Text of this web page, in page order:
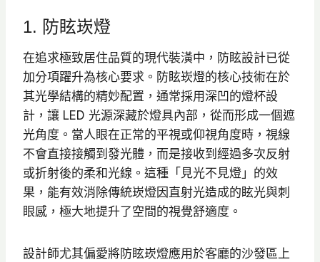
1. 防眩崁燈
在追求極致居住品質的現代裝潢中，防眩設計已從
加分項躍升為核心要求。防眩崁燈的核心技術在於
其光學結構的精妙配置，通常採用深凹的燈杯設
計，讓 LED 光源深藏於燈具內部，從而形成一個遮
光角度。當人眼在正常的平視或仰視角度時，視線
不會直接接觸到發光體，而是接收到經過多次反射
或折射後的柔和光線。這種「見光不見燈」的效
果，能有效消除傳統崁燈因直射光造成的眩光與刺
眼感，極大地提升了空間的視覺舒適度。
設計師尤其偏愛將防眩崁燈應用於客廳的沙發區上